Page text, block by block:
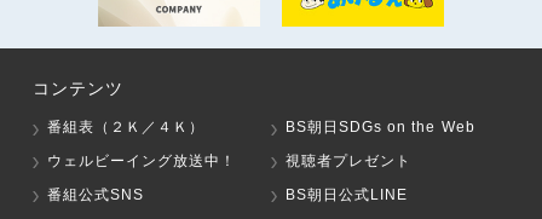
コンテンツ
番組表（２Ｋ／４Ｋ）
BS朝日SDGs on the Web
ウェルビーイング放送中！
視聴者プレゼント
番組公式SNS
BS朝日公式LINE